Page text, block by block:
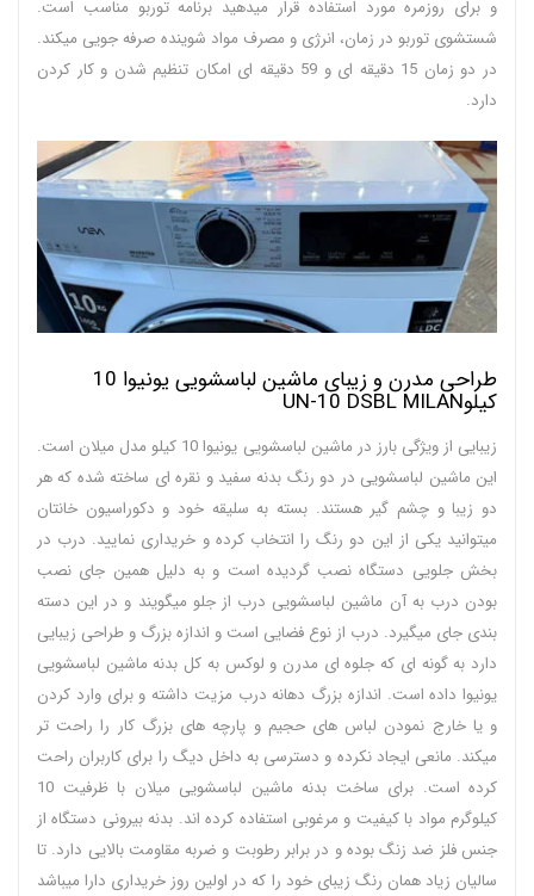
و برای روزمره مورد استفاده قرار میدهید برنامه توربو مناسب است.
شستشوی توربو در زمان، انرژی و مصرف مواد شوینده صرفه جویی میکند.
در دو زمان 15 دقیقه ای و 59 دقیقه ای امکان تنظیم شدن و کار کردن
دارد.
طراحی مدرن و زیبای ماشین لباسشویی یونیوا 10
کیلوUN-10 DSBL MILAN
زیبایی از ویژگی بارز در ماشین لباسشویی یونیوا 10 کیلو مدل میلان است.
این ماشین لباسشویی در دو رنگ بدنه سفید و نقره ای ساخته شده که هر
دو زیبا و چشم گیر هستند. بسته به سلیقه خود و دکوراسیون خانتان
میتوانید یکی از این دو رنگ را انتخاب کرده و خریداری نمایید. درب در
بخش جلویی دستگاه نصب گردیده است و به دلیل همین جای نصب
بودن درب به آن ماشین لباسشویی درب از جلو میگویند و در این دسته
بندی جای میگیرد. درب از نوع فضایی است و اندازه بزرگ و طراحی زیبایی
دارد به گونه ای که جلوه ای مدرن و لوکس به کل بدنه ماشین لباسشویی
یونیوا داده است. اندازه بزرگ دهانه درب مزیت داشته و برای وارد کردن
و یا خارج نمودن لباس های حجیم و پارچه های بزرگ کار را راحت تر
میکند. مانعی ایجاد نکرده و دسترسی به داخل دیگ را برای کاربران راحت
کرده است. برای ساخت بدنه ماشین لباسشویی میلان با ظرفیت 10
کیلوگرم مواد با کیفیت و مرغوبی استفاده کرده اند. بدنه بیرونی دستگاه از
جنس فلز ضد زنگ بوده و در برابر رطوبت و ضربه مقاومت بالایی دارد. تا
سالیان زیاد همان رنگ زیبای خود را که در اولین روز خریداری دارا میباشد